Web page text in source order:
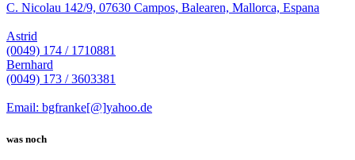
C. Nicolau 142/9, 07630 Campos, Balearen, Mallorca, Espana
Astrid
(0049) 174 / 1710881
Bernhard
(0049) 173 / 3603381
Email: bgfranke[@]yahoo.de
was noch